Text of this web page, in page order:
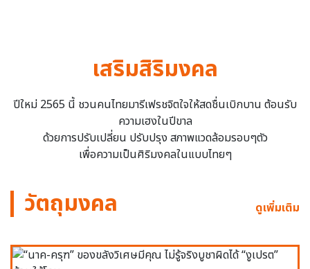
เสริมสิริมงคล
ปีใหม่ 2565 นี้ ชวนคนไทยมารีเฟรชจิตใจให้สดชื่นเบิกบาน ต้อนรับ
ความเฮงในปีขาล
ด้วยการปรับเปลี่ยน ปรับปรุง สภาพแวดล้อมรอบๆตัว
เพื่อความเป็นศิริมงคลในแบบไทยๆ
วัตถุมงคล ดูเพิ่มเติม